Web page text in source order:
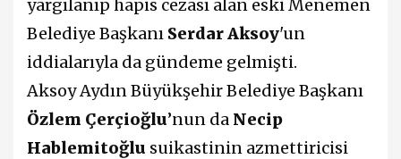
yargılanıp hapis cezası alan eski Menemen
Belediye Başkanı Serdar Aksoy'un
iddialarıyla da gündeme gelmişti.
Aksoy Aydın Büyükşehir Belediye Başkanı
Özlem Çerçioğlu’nun da Necip
Hablemitoğlu suikastinin azmettiricisi